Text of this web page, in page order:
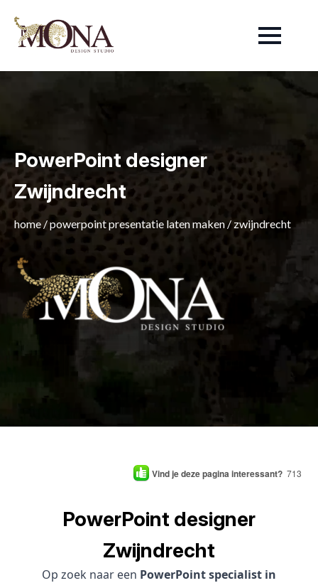
PowerPoint designer
Zwijndrecht
home /powerpoint presentatie laten maken / zwijndrecht
Vind je deze pagina interessant? 713
PowerPoint designer
Zwijndrecht
Op zoek naar een PowerPoint specialist in